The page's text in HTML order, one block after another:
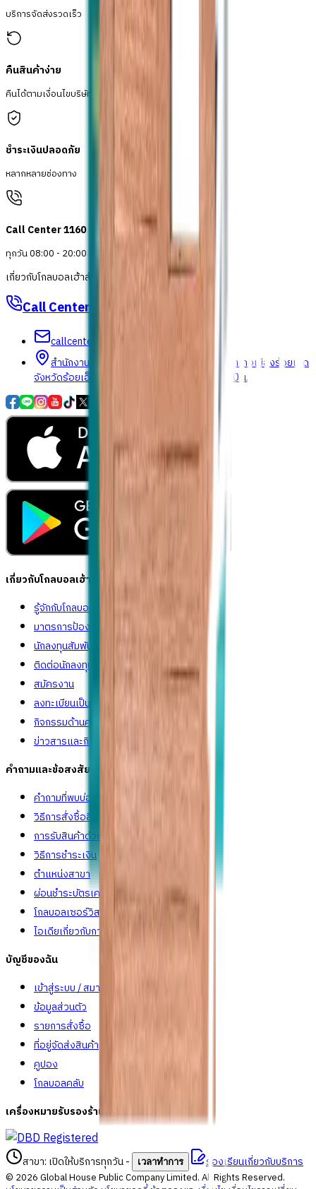
บริการจัดส่งรวดเร็ว
คืนสินค้าง่าย
คืนได้ตามเงื่อนไขบริษัท
ชำระเงินปลอดภัย
หลากหลายช่องทาง
Call Center 1160
ทุกวัน 08:00 - 20:00 น.
เกี่ยวกับโกลบอลเฮ้าส์
Call Center 1160
callcenter@globalhouse.co.th
สำนักงานใหญ่: 232 หมู่ที่ 19 ตำบลรอบเมือง อำเภอเมืองร้อยเอ็ด
จังหวัดร้อยเอ็ด 45000 (เวลาทำการ 08:30 - 17:30 น.)
เกี่ยวกับโกลบอลเฮ้าส์
รู้จักกับโกลบอลเฮ้าส์
มาตรการป้องกันและคัดกรอง COVID-19
นักลงทุนสัมพันธ์
ติดต่อนักลงทุนสัมพันธ์
สมัครงาน
ลงทะเบียนเป็นผู้ค้า
กิจกรรมด้านความยั่งยืน
ข่าวสารและกิจกรรม
คำถามและข้อสงสัย
คำถามที่พบบ่อย
วิธีการสั่งซื้อสินค้า
การรับสินค้าด้วยตนเอง
วิธีการชำระเงิน
ตำแหน่งสาขา
ผ่อนชำระบัตรเครดิต
โกลบอลเซอร์วิส
ไอเดียเกี่ยวกับการสร้างบ้านและตกแต่งบ้าน
บัญชีของฉัน
เข้าสู่ระบบ / สมาชิก
ข้อมูลส่วนตัว
รายการสั่งซื้อ
ที่อยู่จัดส่งสินค้า
คูปอง
โกลบอลคลับ
เครื่องหมายรับรองร้านค้าออนไลน์
สาขา: เปิดให้บริการทุกวัน- เวลาทำการ ร้องเรียนเกี่ยวกับบริการ
© 2026Global House Public Company Limited. All Rights Reserved.